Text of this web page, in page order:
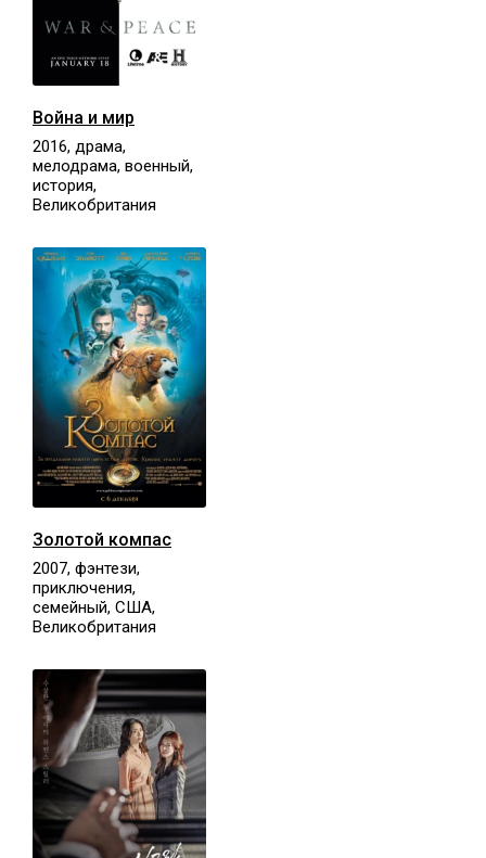
Война и мир
2016, драма,
мелодрама, военный,
история,
Великобритания
Золотой компас
2007, фэнтези,
приключения,
семейный, США,
Великобритания